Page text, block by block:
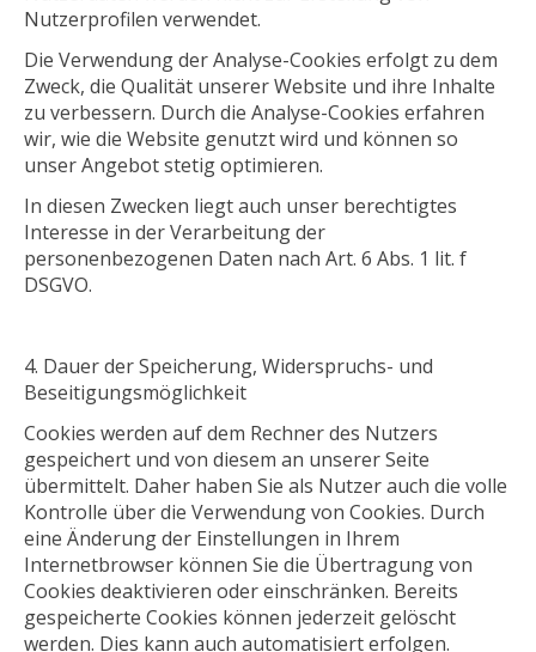
Nutzerprofilen verwendet.
Die Verwendung der Analyse-Cookies erfolgt zu dem
Zweck, die Qualität unserer Website und ihre Inhalte
zu verbessern. Durch die Analyse-Cookies erfahren
wir, wie die Website genutzt wird und können so
unser Angebot stetig optimieren.
In diesen Zwecken liegt auch unser berechtigtes
Interesse in der Verarbeitung der
personenbezogenen Daten nach Art. 6 Abs. 1 lit. f
DSGVO.
Dauer der Speicherung, Widerspruchs- und
Beseitigungsmöglichkeit
Cookies werden auf dem Rechner des Nutzers
gespeichert und von diesem an unserer Seite
übermittelt. Daher haben Sie als Nutzer auch die volle
Kontrolle über die Verwendung von Cookies. Durch
eine Änderung der Einstellungen in Ihrem
Internetbrowser können Sie die Übertragung von
Cookies deaktivieren oder einschränken. Bereits
gespeicherte Cookies können jederzeit gelöscht
werden. Dies kann auch automatisiert erfolgen.